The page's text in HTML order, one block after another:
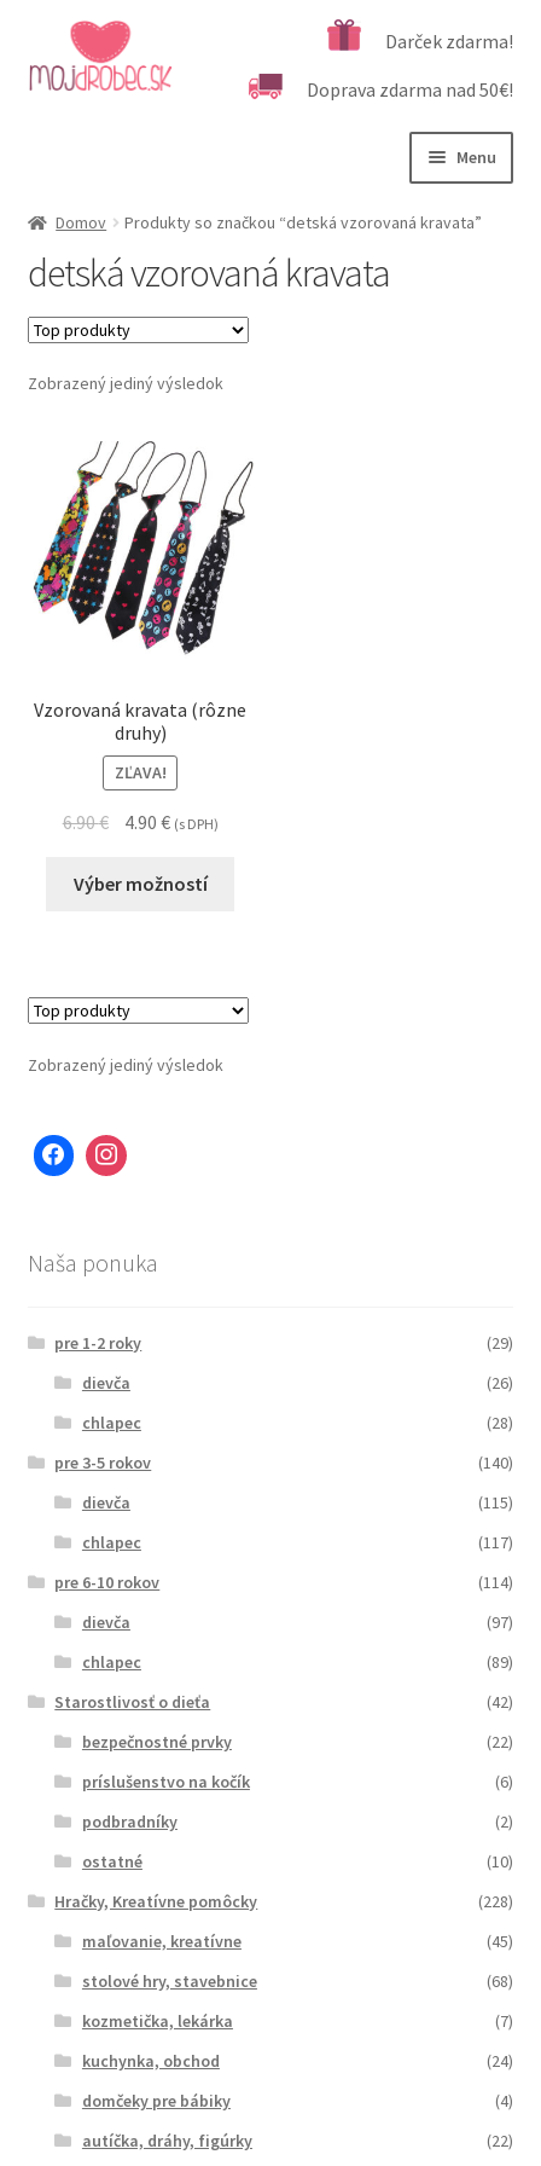
Preskočiť
na
navigáciu
Preskočiť
na
obsah
Darček zdarma!
Doprava zdarma nad 50€!
Menu
Podľa veku
Kategórie produktov
Dôležité informácie
Domov Produkty so značkou “detská vzorovaná kravata”
detská vzorovaná kravata
Zobrazený jediný výsledok
Vzorovaná kravata (rôzne
druhy)
ZĽAVA!
6.90€ 4.90 € (s DPH)
Výber možností
Zobrazený jediný výsledok
Naša ponuka
pre 1-2 roky
(29)
dievča
(26)
chlapec
(28)
pre 3-5 rokov
(140)
dievča
(115)
chlapec
(117)
pre 6-10 rokov
(114)
dievča
(97)
chlapec
(89)
Starostlivosť o dieťa
(42)
bezpečnostné prvky
(22)
príslušenstvo na kočík
(6)
podbradníky
(2)
ostatné
(10)
Hračky, Kreatívne pomôcky
(228)
maľovanie, kreatívne
(45)
stolové hry, stavebnice
(68)
kozmetička, lekárka
(7)
kuchynka, obchod
(24)
domčeky pre bábiky
(4)
autíčka, dráhy, figúrky
(22)